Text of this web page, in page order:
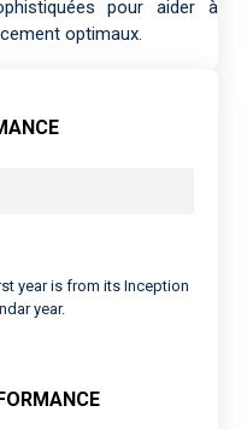
pour aider à
optimaux.
year is from its Inception
year.